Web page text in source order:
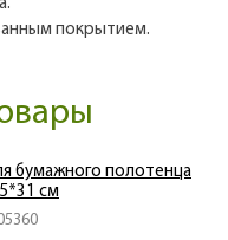
покрытием.
бумажного полотенца
см